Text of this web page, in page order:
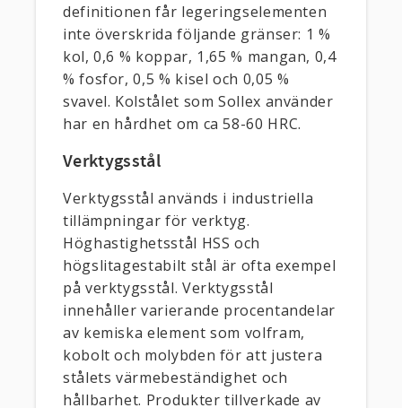
definitionen får legeringselementen
inte överskrida följande gränser: 1 %
kol, 0,6 % koppar, 1,65 % mangan, 0,4
% fosfor, 0,5 % kisel och 0,05 %
svavel. Kolstålet som Sollex använder
har en hårdhet om ca 58-60 HRC.
Verktygsstål
Verktygsstål används i industriella
tillämpningar för verktyg.
Höghastighetsstål HSS och
högslitagestabilt stål är ofta exempel
på verktygsstål. Verktygsstål
innehåller varierande procentandelar
av kemiska element som volfram,
kobolt och molybden för att justera
stålets värmebeständighet och
hållbarhet. Produkter tillverkade av